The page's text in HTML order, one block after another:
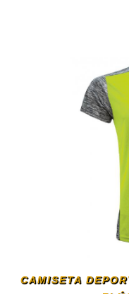
CAMISETA